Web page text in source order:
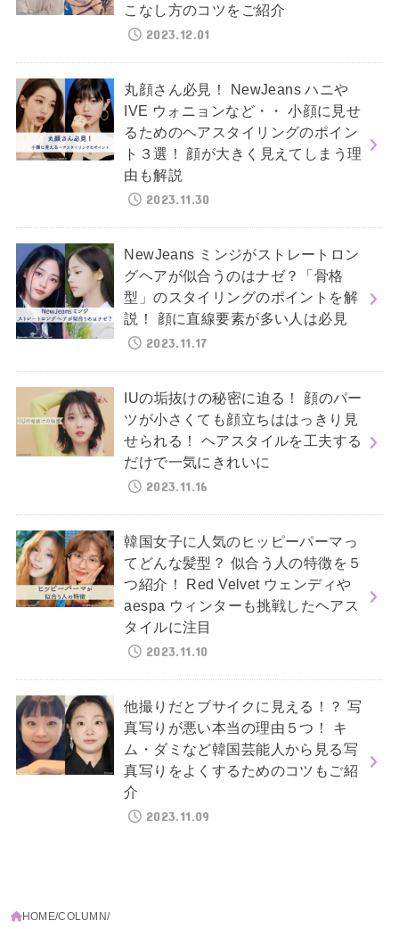
こなし方のコツをご紹介
2023.12.01
丸顔さん必見！ NewJeans ハニや
IVE ウォニョンなど・・ 小顔に見せ
るためのヘアスタイリングのポイン
ト３選！ 顔が大きく見えてしまう理
由も解説
2023.11.30
NewJeans ミンジがストレートロン
グヘアが似合うのはナゼ？「骨格
型」のスタイリングのポイントを解
説！ 顔に直線要素が多い人は必見
2023.11.17
IUの垢抜けの秘密に迫る！ 顔のパー
ツが小さくても顔立ちははっきり見
せられる！ ヘアスタイルを工夫する
だけで一気にきれいに
2023.11.16
韓国女子に人気のヒッピーパーマっ
てどんな髪型？ 似合う人の特徴を５
つ紹介！ Red Velvet ウェンディや
aespa ウィンターも挑戦したヘアス
タイルに注目
2023.11.10
他撮りだとブサイクに見える！？ 写
真写りが悪い本当の理由５つ！ キ
ム・ダミなど韓国芸能人から見る写
真写りをよくするためのコツもご紹
介
2023.11.09
HOME COLUMN